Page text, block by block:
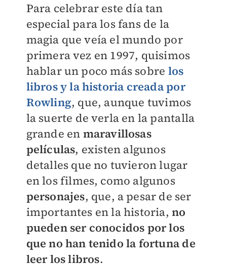
Para celebrar este día tan
especial para los fans de la
magia que veía el mundo por
primera vez en 1997, quisimos
hablar un poco más sobre los
libros y la historia creada por
Rowling, que, aunque tuvimos
la suerte de verla en la pantalla
grande en maravillosas
películas, existen algunos
detalles que no tuvieron lugar
en los filmes, como algunos
personajes, que, a pesar de ser
importantes en la historia,no
pueden ser conocidos por los
que no han tenido la fortuna de
leer los libros.